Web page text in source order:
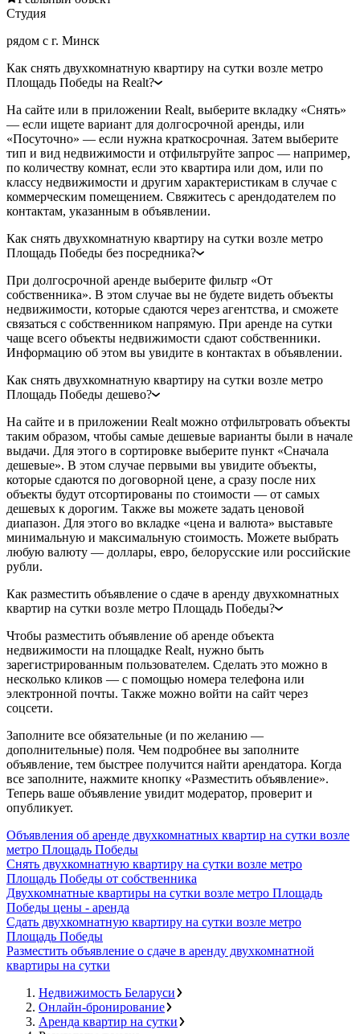
Студия
рядом с г. Минск
Как снять двухкомнатную квартиру на сутки возле метро
Площадь Победы на Realt?
На сайте или в приложении Realt, выберите вкладку «Снять»
— если ищете вариант для долгосрочной аренды, или
«Посуточно» — если нужна краткосрочная. Затем выберите
тип и вид недвижимости и отфильтруйте запрос — например,
по количеству комнат, если это квартира или дом, или по
классу недвижимости и другим характеристикам в случае с
коммерческим помещением. Свяжитесь с арендодателем по
контактам, указанным в объявлении.
Как снять двухкомнатную квартиру на сутки возле метро
Площадь Победы без посредника?
При долгосрочной аренде выберите фильтр «От
собственника». В этом случае вы не будете видеть объекты
недвижимости, которые сдаются через агентства, и сможете
связаться с собственником напрямую. При аренде на сутки
чаще всего объекты недвижимости сдают собственники.
Информацию об этом вы увидите в контактах в объявлении.
Как снять двухкомнатную квартиру на сутки возле метро
Площадь Победы дешево?
На сайте и в приложении Realt можно отфильтровать объекты
таким образом, чтобы самые дешевые варианты были в начале
выдачи. Для этого в сортировке выберите пункт «Сначала
дешевые». В этом случае первыми вы увидите объекты,
которые сдаются по договорной цене, а сразу после них
объекты будут отсортированы по стоимости — от самых
дешевых к дорогим. Также вы можете задать ценовой
диапазон. Для этого во вкладке «цена и валюта» выставьте
минимальную и максимальную стоимость. Можете выбрать
любую валюту — доллары, евро, белорусские или российские
рубли.
Как разместить объявление о сдаче в аренду двухкомнатных
квартир на сутки возле метро Площадь Победы?
Чтобы разместить объявление об аренде объекта
недвижимости на площадке Realt, нужно быть
зарегистрированным пользователем. Сделать это можно в
несколько кликов — с помощью номера телефона или
электронной почты. Также можно войти на сайт через
соцсети.
Заполните все обязательные (и по желанию —
дополнительные) поля. Чем подробнее вы заполните
объявление, тем быстрее получится найти арендатора. Когда
все заполните, нажмите кнопку «Разместить объявление».
Теперь ваше объявление увидит модератор, проверит и
опубликует.
Объявления об аренде двухкомнатных квартир на сутки возле
метро Площадь Победы
Снять двухкомнатную квартиру на сутки возле метро
Площадь Победы от собственника
Двухкомнатные квартиры на сутки возле метро Площадь
Победы цены - аренда
Сдать двухкомнатную квартиру на сутки возле метро
Площадь Победы
Разместить объявление о сдаче в аренду двухкомнатной
квартиры на сутки
Недвижимость Беларуси
Онлайн-бронирование
Аренда квартир на сутки